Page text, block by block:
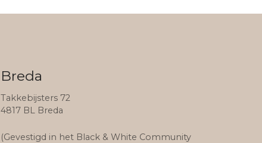
Breda
Takkebijsters 72
4817 BL Breda
(Gevestigd in het Black & White Community